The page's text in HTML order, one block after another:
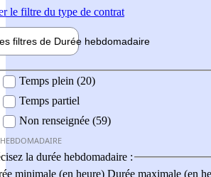
le filtre du type de contrat
filtres de Durée hebdomadaire
Temps plein (20)
Temps partiel
Non renseignée (59)
la durée hebdomadaire :
minimale (en heure) Durée maximale (en